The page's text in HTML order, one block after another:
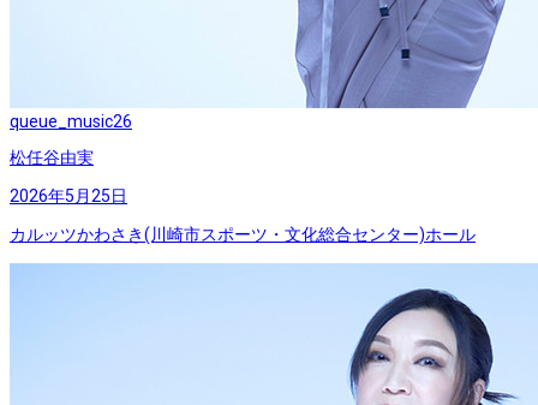
queue_music26
松任谷由実
2026年5月25日
カルッツかわさき(川崎市スポーツ・文化総合センター)ホール